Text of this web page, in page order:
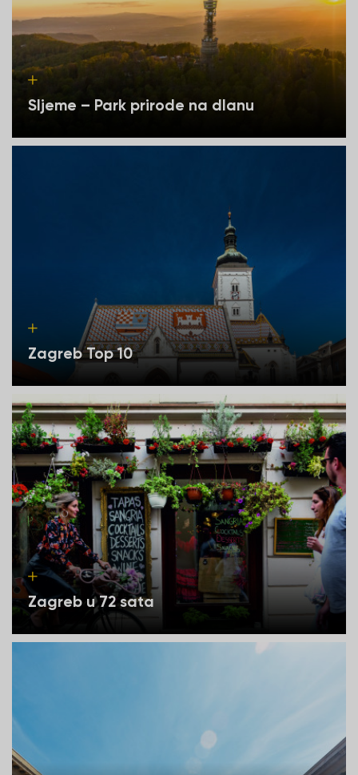
Sljeme – Park prirode na dlanu
Zagreb Top 10
Zagreb u 72 sata